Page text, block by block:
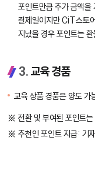
포인트만큼 추가 금액
결제일이지만 CiT스토
지났을 경우 포인트는
3. 교육 경품
교육 상품 경품은 양도 가
전환 및 부여된 포인트
추천인 포인트 지급: 기